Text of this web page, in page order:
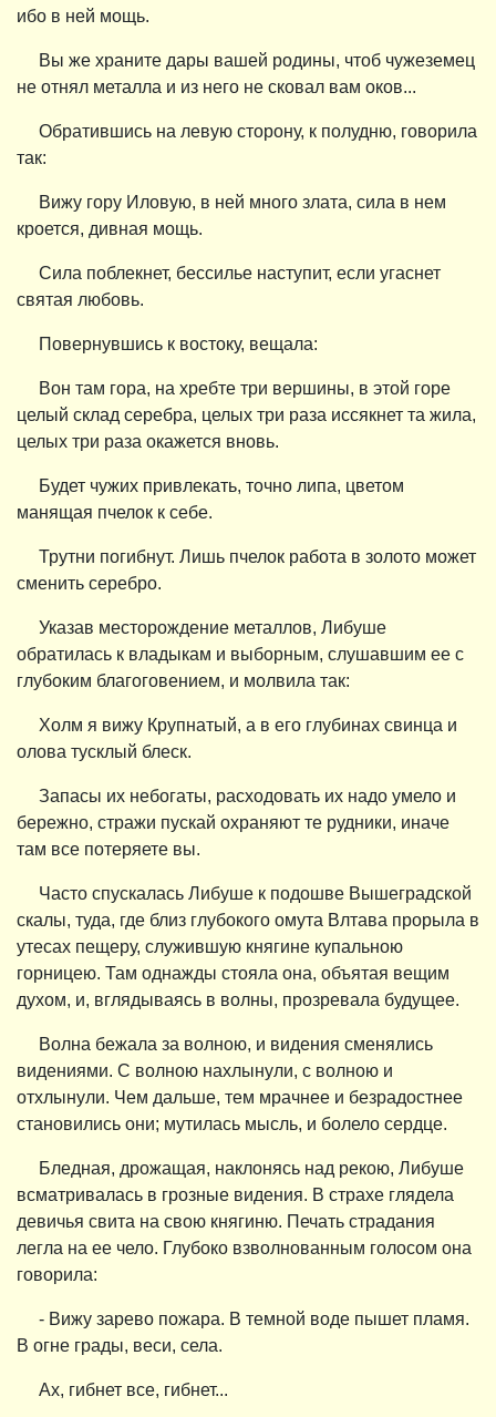
ибо в ней мощь.
Вы же храните дары вашей родины, чтоб чужеземец
не отнял металла и из него не сковал вам оков...
Обратившись на левую сторону, к полудню, говорила
тaк:
Вижу гору Иловую, в ней много злата, сила в нем
кроется, дивная мощь.
Сила поблекнет, бессилье наступит, если угаснет
святая любовь.
Повернувшись к востоку, вещала:
Вон там гора, на хребте три вершины, в этой горе
целый склад серебра, целых три раза иссякнет та жила,
целых три раза окажется вновь.
Будет чужих привлекать, точно липа, цветом
манящая пчелок к себе.
Трутни погибнут. Лишь пчелок работа в золото может
сменить серебро.
Указав месторождение металлов, Либуше
обратилась к владыкам и выборным, слушавшим ее с
глубоким благоговением, и молвила так:
Холм я вижу Крупнатый, а в его глубинах свинца и
олова тусклый блеск.
Запасы их небогаты, расходовать их надо умело и
бережно, стражи пускай охраняют те рудники, иначе
там все потеряете вы.
Часто спускалась Либуше к подошве Вышеградской
скалы, туда, где близ глубокого омута Влтава прорыла в
утесах пещеру, служившую княгине купальною
горницею. Там однажды стояла она, объятая вещим
духом, и, вглядываясь в волны, прозревала будущее.
Волна бежала за волною, и видения сменялись
видениями. С волною нахлынули, с волною и
отхлынули. Чем дальше, тем мрачнее и безрадостнее
становились они; мутилась мысль, и болело сердце.
Бледная, дрожащая, наклонясь над рекою, Либуше
всматривалась в грозные видения. В страхе глядела
девичья свита на свою княгиню. Печать страдания
легла на ее чело. Глубоко взволнованным голосом она
говорила:
- Вижу зарево пожара. В темной воде пышет пламя.
В огне грады, веси, села.
Ах, гибнет все, гибнет...